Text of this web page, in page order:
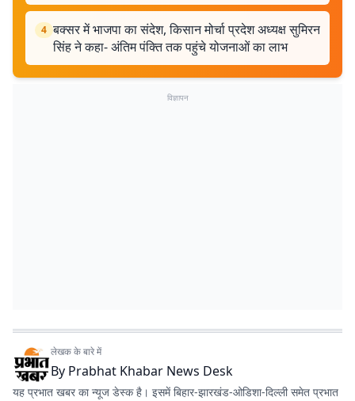
4 बक्सर में भाजपा का संदेश, किसान मोर्चा प्रदेश अध्यक्ष सुमिरन
सिंह ने कहा- अंतिम पंक्ति तक पहुंचे योजनाओं का लाभ
विज्ञापन
लेखक के बारे में
By Prabhat Khabar News Desk
यह प्रभात खबर का न्यूज डेस्क है। इसमें बिहार-झारखंड-ओडिशा-दिल्‍ली समेत प्रभात